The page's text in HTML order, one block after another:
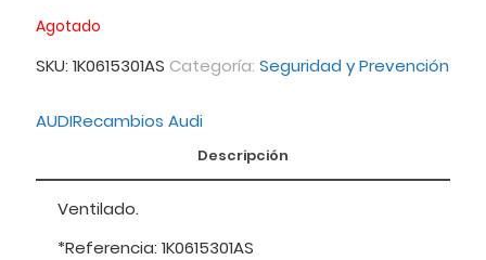
Agotado
SKU: 1K0615301AS Categoría: Seguridad y Prevención
AUDIRecambios Audi
Descripción
Ventilado.
*Referencia: 1K0615301AS